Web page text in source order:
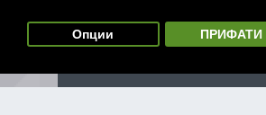
Опции ПРИФАТИ